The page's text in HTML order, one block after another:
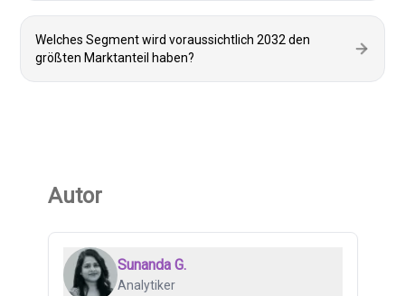
Welches Segment wird voraussichtlich 2032 den
größten Marktanteil haben?
Autor
Sunanda G.
Analytiker